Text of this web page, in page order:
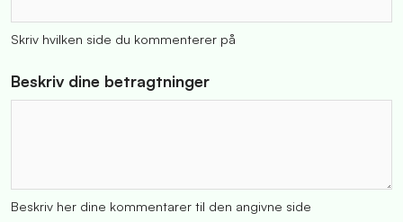
Skriv hvilken side du kommenterer på
Beskriv dine betragtninger
Beskriv her dine kommentarer til den angivne side